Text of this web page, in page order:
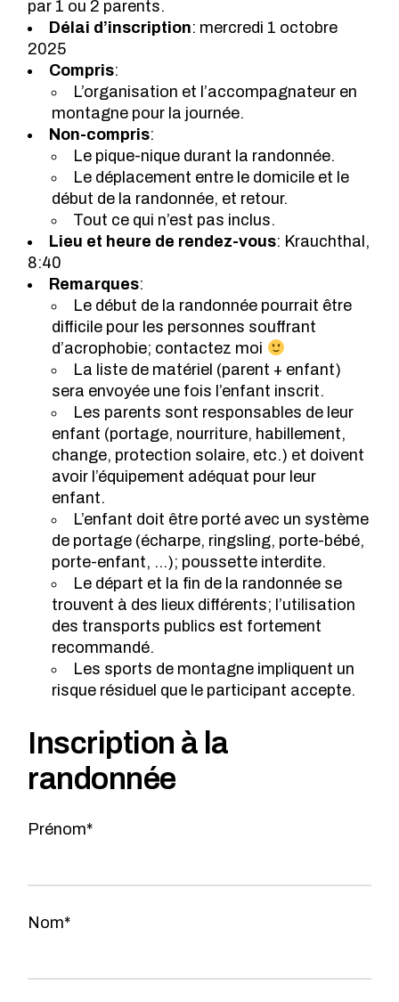
par 1 ou 2 parents.
Délai d’inscription: mercredi 1 octobre
2025
Compris:
L’organisation et l’accompagnateur en
montagne pour la journée.
Non-compris:
Le pique-nique durant la randonnée.
Le déplacement entre le domicile et le
début de la randonnée, et retour.
Tout ce qui n’est pas inclus.
Lieu et heure de rendez-vous: Krauchthal,
8:40
Remarques:
Le début de la randonnée pourrait être
difficile pour les personnes souffrant
d’acrophobie; contactez moi
La liste de matériel (parent + enfant)
sera envoyée une fois l’enfant inscrit.
Les parents sont responsables de leur
enfant (portage, nourriture, habillement,
change, protection solaire, etc.) et doivent
avoir l’équipement adéquat pour leur
enfant.
L’enfant doit être porté avec un système
de portage (écharpe, ringsling, porte-bébé,
porte-enfant, …); poussette interdite.
Le départ et la fin de la randonnée se
trouvent à des lieux différents; l’utilisation
des transports publics est fortement
recommandé.
Les sports de montagne impliquent un
risque résiduel que le participant accepte.
Inscription à la
randonnée
Prénom*
Nom*